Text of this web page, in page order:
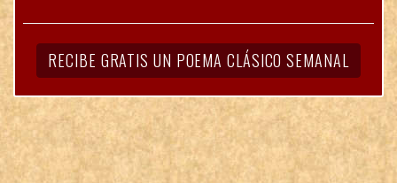
RECIBE GRATIS UN POEMA CLÁSICO SEMANAL